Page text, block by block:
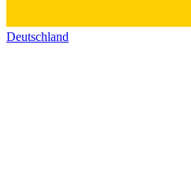
Deutschland